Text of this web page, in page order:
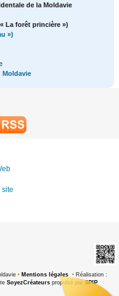
de la Moldavie
La forêt princière »)
»)
Moldavie
site
• Mentions légales • Réalisation :
SoyezCréateurs propulsé par SPIP